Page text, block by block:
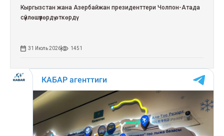
Кыргызстан жана Азербайжан президенттери Чолпон-Атада
сүйлөшүүлөрдү өткөрдү
31 Июль 2026 1451